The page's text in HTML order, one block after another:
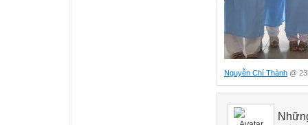
Nguyễn Chí Thành @